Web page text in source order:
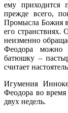
ему приходится
прежде всего,
Промысла Божия в
его странствиях.
неизменно
Феодора можно
батюшку –
считает
Игумения
Феодора во время
двух недель.